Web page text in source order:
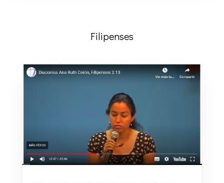
Filipenses